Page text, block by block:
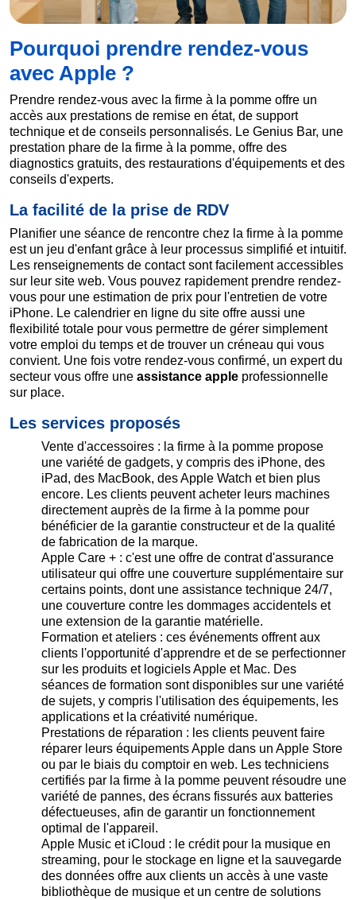
Pourquoi prendre rendez-vous
avec Apple ?
Prendre rendez-vous avec la firme à la pomme offre un
accès aux prestations de remise en état, de support
technique et de conseils personnalisés. Le Genius Bar, une
prestation phare de la firme à la pomme, offre des
diagnostics gratuits, des restaurations d'équipements et des
conseils d'experts.
La facilité de la prise de RDV
Planifier une séance de rencontre chez la firme à la pomme
est un jeu d'enfant grâce à leur processus simplifié et intuitif.
Les renseignements de contact sont facilement accessibles
sur leur site web. Vous pouvez rapidement prendre rendez-
vous pour une estimation de prix pour l'entretien de votre
iPhone. Le calendrier en ligne du site offre aussi une
flexibilité totale pour vous permettre de gérer simplement
votre emploi du temps et de trouver un créneau qui vous
convient. Une fois votre rendez-vous confirmé, un expert du
secteur vous offre une assistance apple professionnelle
sur place.
Les services proposés
Vente d'accessoires : la firme à la pomme propose
une variété de gadgets, y compris des iPhone, des
iPad, des MacBook, des Apple Watch et bien plus
encore. Les clients peuvent acheter leurs machines
directement auprès de la firme à la pomme pour
bénéficier de la garantie constructeur et de la qualité
de fabrication de la marque.
Apple Care + : c'est une offre de contrat d'assurance
utilisateur qui offre une couverture supplémentaire sur
certains points, dont une assistance technique 24/7,
une couverture contre les dommages accidentels et
une extension de la garantie matérielle.
Formation et ateliers : ces événements offrent aux
clients l'opportunité d'apprendre et de se perfectionner
sur les produits et logiciels Apple et Mac. Des
séances de formation sont disponibles sur une variété
de sujets, y compris l'utilisation des équipements, les
applications et la créativité numérique.
Prestations de réparation : les clients peuvent faire
réparer leurs équipements Apple dans un Apple Store
ou par le biais du comptoir en web. Les techniciens
certifiés par la firme à la pomme peuvent résoudre une
variété de pannes, des écrans fissurés aux batteries
défectueuses, afin de garantir un fonctionnement
optimal de l'appareil.
Apple Music et iCloud : le crédit pour la musique en
streaming, pour le stockage en ligne et la sauvegarde
des données offre aux clients un accès à une vaste
bibliothèque de musique et un centre de solutions